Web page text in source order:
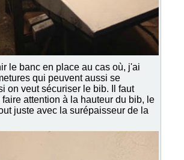
le banc en place au cas où, j'ai
qui peuvent aussi se
on veut sécuriser le bib. Il faut
attention à la hauteur du bib, le
juste avec la surépaisseur de la